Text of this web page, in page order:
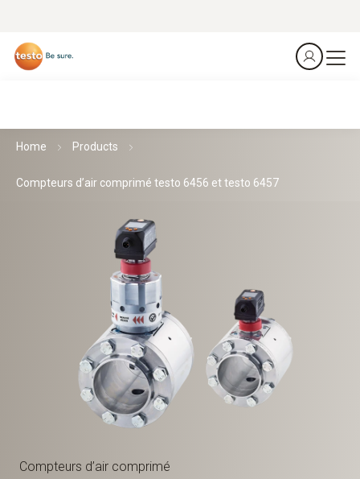
Home Products
Compteurs d’air comprimé testo 6456 et testo 6457
Compteurs d’air comprimé